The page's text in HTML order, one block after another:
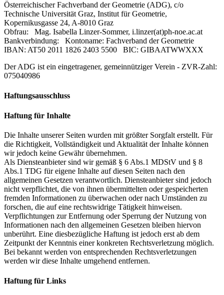
Österreichischer Fachverband der Geometrie (ADG), c/o
Technische Universität Graz, Institut für Geometrie,
Kopernikusgasse 24, A-8010 Graz
Obfrau: Mag. Isabella Linzer-Sommer, i.linzer(at)ph-noe.ac.at
Bankverbindung: Kontoname: Fachverband der Geometrie
IBAN: AT50 2011 1826 2403 5500 BIC: GIBAATWWXXX
Der ADG ist ein eingetragener, gemeinnütziger Verein - ZVR-Zahl:
075040986
Haftungsausschluss
Haftung für Inhalte
Die Inhalte unserer Seiten wurden mit größter Sorgfalt erstellt. Für
die Richtigkeit, Vollständigkeit und Aktualität der Inhalte können
wir jedoch keine Gewähr übernehmen.
Als Diensteanbieter sind wir gemäß § 6 Abs.1 MDStV und § 8
Abs.1 TDG für eigene Inhalte auf diesen Seiten nach den
allgemeinen Gesetzen verantwortlich. Diensteanbieter sind jedoch
nicht verpflichtet, die von ihnen übermittelten oder gespeicherten
fremden Informationen zu überwachen oder nach Umständen zu
forschen, die auf eine rechtswidrige Tätigkeit hinweisen.
Verpflichtungen zur Entfernung oder Sperrung der Nutzung von
Informationen nach den allgemeinen Gesetzen bleiben hiervon
unberührt. Eine diesbezügliche Haftung ist jedoch erst ab dem
Zeitpunkt der Kenntnis einer konkreten Rechtsverletzung möglich.
Bei bekannt werden von entsprechenden Rechtsverletzungen
werden wir diese Inhalte umgehend entfernen.
Haftung für Links